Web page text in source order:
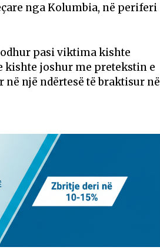
nga Kolumbia, në periferi
pasi viktima kishte
kishte joshur me pretekstin e
në një ndërtesë të braktisur në